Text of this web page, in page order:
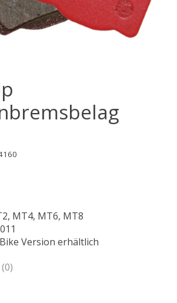
MT4, MT6, MT8
Version erhältlich
Produkts ist
(0)